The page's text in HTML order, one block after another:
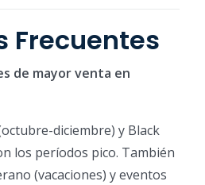
Frecuentes
de mayor venta en
diciembre) y Black
los períodos pico. También
(vacaciones) y eventos